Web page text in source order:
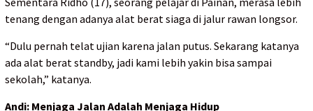
tenang dengan adanya alat berat siaga di jalur rawan longsor.
“Dulu pernah telat ujian karena jalan putus. Sekarang katanya
ada alat berat standby, jadi kami lebih yakin bisa sampai
sekolah,” katanya.
Andi: Menjaga Jalan Adalah Menjaga Hidup